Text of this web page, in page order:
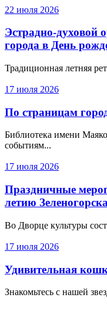
22 июля 2026
Эстрадно-духовой
города в День
Традиционная летняя
17 июля 2026
По страницам
Библиотека имени
событиям...
17 июля 2026
Праздничные
летию
Во Дворце культуры
17 июля 2026
Удивительная
Знакомьтесь с нашей